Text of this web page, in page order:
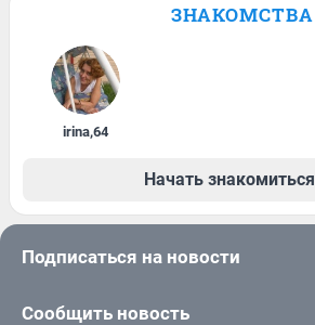
ЗНАКОМСТВА
irina,64
Начать знакомиться
Подписаться на новости
Сообщить новость